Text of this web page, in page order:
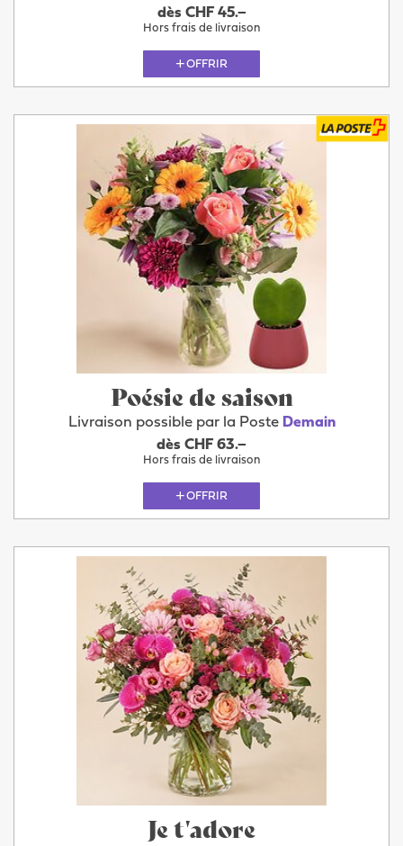
dès CHF 45.–
Hors frais de livraison
OFFRIR
Poésie de saison
Livraison possible par la Poste Demain
dès CHF 63.–
Hors frais de livraison
OFFRIR
Je t'adore